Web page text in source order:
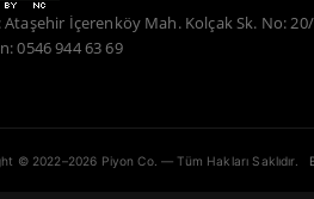
Ataşehir İçerenköy Mah. Kolçak Sk. No:
0546 944 63 69
© 2022–2026 Piyon Co. — Tüm Hakları Saklıdır.